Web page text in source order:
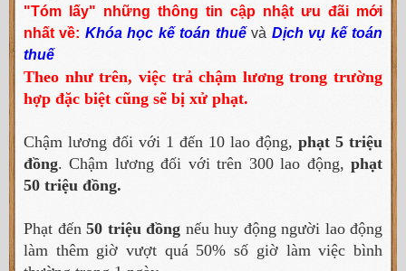
"Tóm lấy" những thông tin cập nhật ưu đãi mới
nhất về: Khóa học kế toán thuế và Dịch vụ kế toán
thuế
Theo như trên, việc trả chậm lương trong trường
hợp đặc biệt cũng sẽ bị xử phạt.
Chậm lương đối với 1 đến 10 lao động, phạt 5 triệu
đồng. Chậm lương đối với trên 300 lao động, phạt
50 triệu đồng.
Phạt đến 50 triệu đồng nếu huy động người lao động
làm thêm giờ vượt quá 50% số giờ làm việc bình